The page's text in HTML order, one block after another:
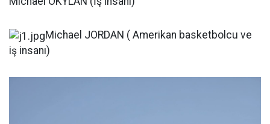
Michael JORDAN ( Amerikan basketbolcu ve
iş insanı)